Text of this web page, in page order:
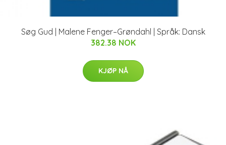
Søg Gud | Malene Fenger–Grøndahl | Språk: Dansk
382.38 NOK
KJØP NÅ